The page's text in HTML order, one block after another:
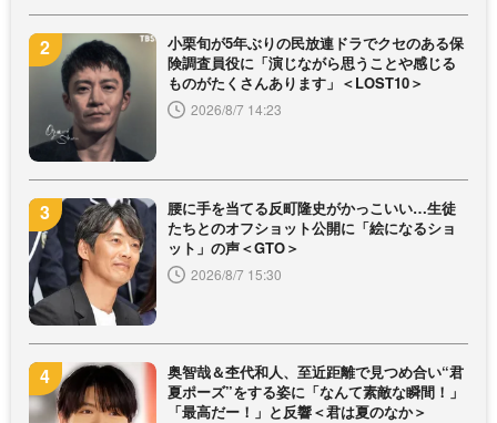
小栗旬が5年ぶりの民放連ドラでクセのある保
険調査員役に「演じながら思うことや感じる
ものがたくさんあります」＜LOST10＞
2026/8/7 14:23
腰に手を当てる反町隆史がかっこいい…生徒
たちとのオフショット公開に「絵になるショ
ット」の声＜GTO＞
2026/8/7 15:30
奥智哉＆杢代和人、至近距離で見つめ合い“君
夏ポーズ”をする姿に「なんて素敵な瞬間！」
「最高だー！」と反響＜君は夏のなか＞